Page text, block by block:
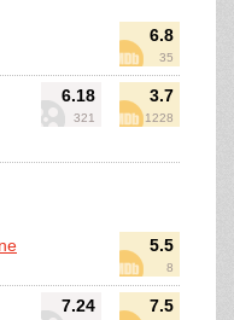
6.8
35
6.18
321
3.7
1228
5.5
8
7.24 7.5